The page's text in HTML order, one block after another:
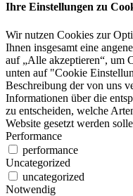
Ihre Einstellungen zu
Wir nutzen Cookies zur
Ihnen insgesamt eine
auf „Alle akzeptieren“, um
unten auf "Cookie
Beschreibung der von uns
Informationen über die
zu entscheiden, welche
Website gesetzt werden
Performance
performance
Uncategorized
uncategorized
Notwendig